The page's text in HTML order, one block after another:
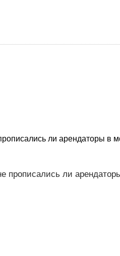
ли арендаторы в
прописались ли